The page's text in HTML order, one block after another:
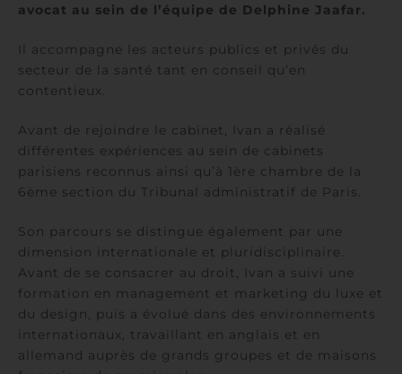
avocat au sein de l’équipe de Delphine Jaafar.
Il accompagne les acteurs publics et privés du
secteur de la santé tant en conseil qu’en
contentieux.
Avant de rejoindre le cabinet, Ivan a réalisé
différentes expériences au sein de cabinets
parisiens reconnus ainsi qu’à 1ère chambre de la
6ème section du Tribunal administratif de Paris.
Son parcours se distingue également par une
dimension internationale et pluridisciplinaire.
Avant de se consacrer au droit, Ivan a suivi une
formation en management et marketing du luxe et
du design, puis a évolué dans des environnements
internationaux, travaillant en anglais et en
allemand auprès de grands groupes et de maisons